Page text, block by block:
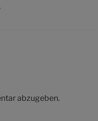
abzugeben.